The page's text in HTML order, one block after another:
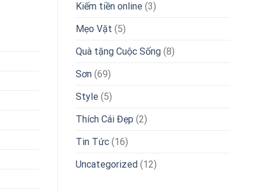
Kiếm tiền online (3)
Mẹo Vặt (5)
Quà tặng Cuộc Sống (8)
Sơn (69)
Style (5)
Thích Cái Đẹp (2)
Tin Tức (16)
Uncategorized (12)